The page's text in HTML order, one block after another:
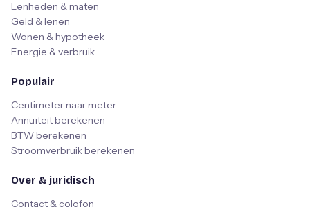
Eenheden & maten
Geld & lenen
Wonen & hypotheek
Energie & verbruik
Populair
Centimeter naar meter
Annuïteit berekenen
BTW berekenen
Stroomverbruik berekenen
Over & juridisch
Contact & colofon